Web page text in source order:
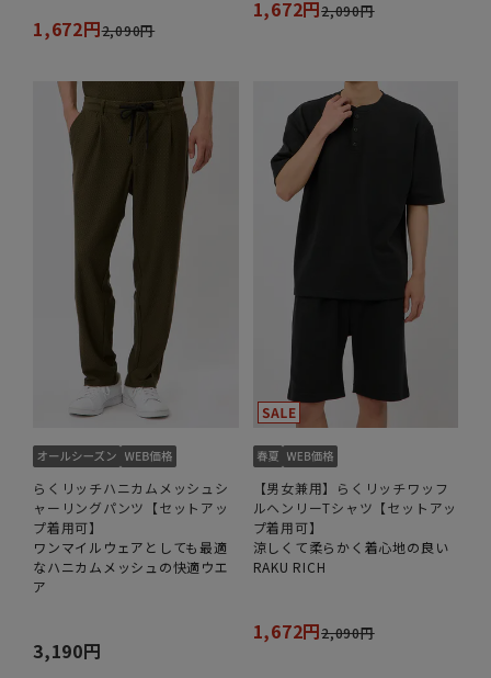
1,672円2,090円
1,672円2,090円
らくリッチハニカムメッシュシ
ャーリングパンツ【セットアッ
プ着用可】
ワンマイルウェアとしても最適
なハニカムメッシュの快適ウエ
ア
3,190円
【男女兼用】らくリッチワッフ
ルヘンリーTシャツ【セットアッ
プ着用可】
涼しくて柔らかく着心地の良い
RAKU RICH
1,672円2,090円